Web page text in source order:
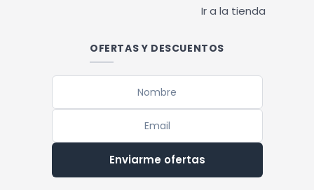
Ir a la tienda
OFERTAS Y DESCUENTOS
Enviarme ofertas